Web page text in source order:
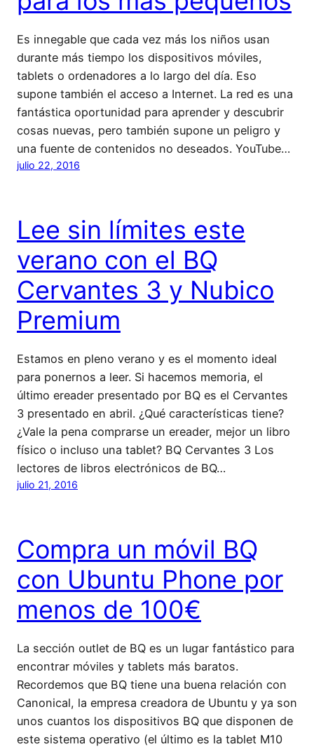
Es innegable que cada vez más los niños usan
durante más tiempo los dispositivos móviles,
tablets o ordenadores a lo largo del día. Eso
supone también el acceso a Internet. La red es una
fantástica oportunidad para aprender y descubrir
cosas nuevas, pero también supone un peligro y
una fuente de contenidos no deseados. YouTube…
julio 22, 2016
Lee sin límites este
verano con el BQ
Cervantes 3 y Nubico
Premium
Estamos en pleno verano y es el momento ideal
para ponernos a leer. Si hacemos memoria, el
último ereader presentado por BQ es el Cervantes
3 presentado en abril. ¿Qué características tiene?
¿Vale la pena comprarse un ereader, mejor un libro
físico o incluso una tablet? BQ Cervantes 3 Los
lectores de libros electrónicos de BQ…
julio 21, 2016
Compra un móvil BQ
con Ubuntu Phone por
menos de 100€
La sección outlet de BQ es un lugar fantástico para
encontrar móviles y tablets más baratos.
Recordemos que BQ tiene una buena relación con
Canonical, la empresa creadora de Ubuntu y ya son
unos cuantos los dispositivos BQ que disponen de
este sistema operativo (el último es la tablet M10